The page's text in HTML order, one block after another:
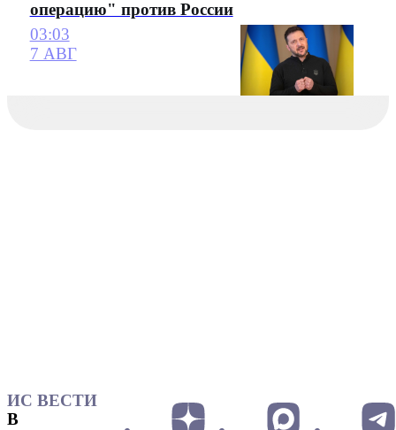
операцию" против России
03:03
7 АВГ
ИС ВЕСТИ
В